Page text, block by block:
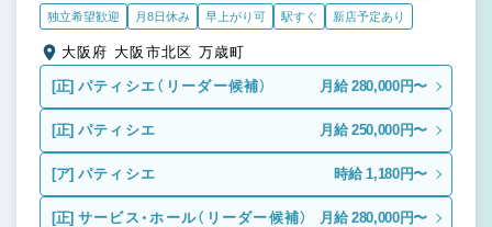
独立希望歓迎 月8日休み 早上がり可 駅すぐ 新店予定あり
大阪府 大阪市北区 万歳町
[正] パティシエ（リーダー候補） 月給 280,000円〜
[正] パティシエ 月給 250,000円〜
[ア] パティシエ 時給 1,180円〜
[正] サービス・ホール（リーダー候補） 月給 280,000円〜